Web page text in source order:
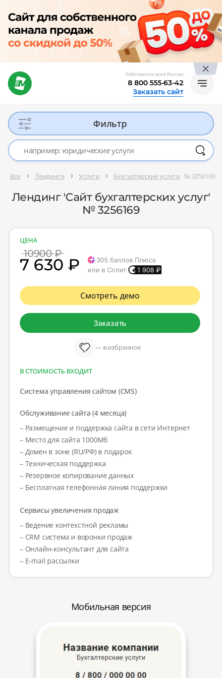
Работаем по всей России
8 800 555-63-42
Заказать сайт
Фильтр
Все Лендинги Услуги Бухгалтерские услуги № 3256169
Лендинг 'Сайт бухгалтерских услуг'
№ 3256169
ЦЕНА
10900 ₽
7 630 ₽ 305 баллов Плюса
или в Сплит
1 908 ₽
Смотреть демо
Заказать
— в избранное
В СТОИМОСТЬ ВХОДИТ
Система управления сайтом (CMS)
Обслуживание сайта (4 месяца)
– Размещение и поддержка сайта в сети Интернет
– Место для сайта 1000Мб
– Домен в зоне (RU/РФ) в подарок
– Техническая поддержка
– Резервное копирование данных
– Бесплатная телефонная линия поддержки
Сервисы увеличения продаж
– Ведение контекстной рекламы
– CRM система и воронки продаж
– Онлайн-консультант для сайта
– E-mail рассылки
Мобильная версия